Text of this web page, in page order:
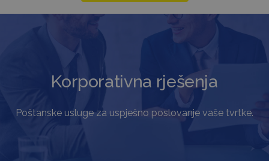
Korporativna rješenja
Poštanske usluge za uspješno poslovanje vaše tvrtke.